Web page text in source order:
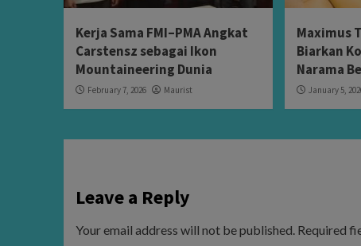
Kerja Sama FMI–PMA Angkat
Carstensz sebagai Ikon
Mountaineering Dunia
February 7, 2026 Maurist
Maximus
Biarkan
Narama
January 5,
Leave a Reply
Your email address will not be published. Required